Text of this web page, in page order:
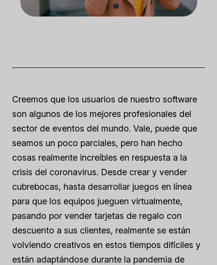
Creemos que los usuarios de nuestro software
son algunos de los mejores profesionales del
sector de eventos del mundo. Vale, puede que
seamos un poco parciales, pero han hecho
cosas realmente increíbles en respuesta a la
crisis del coronavirus. Desde crear y vender
cubrebocas, hasta desarrollar juegos en línea
para que los equipos jueguen virtualmente,
pasando por vender tarjetas de regalo con
descuento a sus clientes, realmente se están
volviendo creativos en estos tiempos difíciles y
están adaptándose durante la pandemia de